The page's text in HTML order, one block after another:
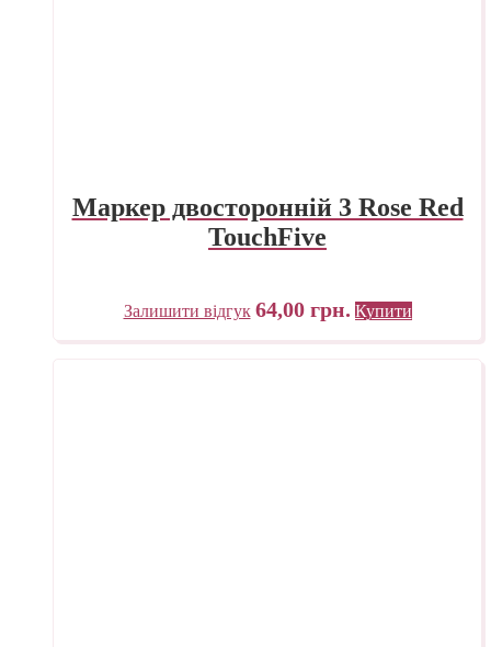
Маркер двосторонній 3 Rose Red
TouchFive
Залишити відгук 64,00 грн. Купити